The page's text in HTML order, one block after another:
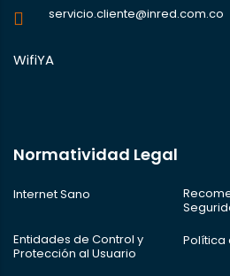
servicio.cliente@inred.com.co
WifiYA
Normatividad Legal
Internet Sano
Entidades de Control y
Protección al Usuario
Política